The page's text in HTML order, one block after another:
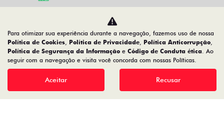
CMJ - COMERCIO DE VEICULOS LTDA.
05.026.792/0004-30
Desenvolvido pela DEALERSPACE ® Direitos Reservados.
Para otimizar sua experiência durante a navegação, fazemos uso de nossa
Política de Cookies, Política de Privacidade, Política Anticorrupção,
Política de Segurança da Informação e Código de Conduta ética. Ao
seguir com a navegação e visita você concorda com nossas Políticas.
Aceitar Recusar